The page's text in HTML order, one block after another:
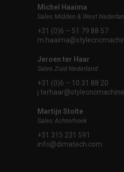
Michel Haaima
Sales Midden & West
+31 (0)6 – 51 79 88 57
Jeroen ter Haar
Sales Zuid Nederland
+31 (0)6 – 10 31 88 20
Martijn Stolte
Sales Achterhoek
+31 315 231 591
info@dimatech.com